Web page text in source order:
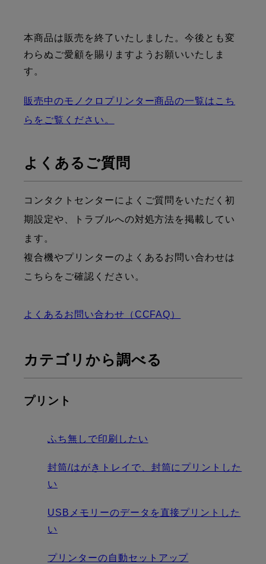
本商品は販売を終了いたしました。今後とも変
わらぬご愛顧を賜りますようお願いいたしま
す。
販売中のモノクロプリンター商品の一覧はこち
らをご覧ください。
よくあるご質問
コンタクトセンターによくご質問をいただく初
期設定や、トラブルへの対処方法を掲載してい
ます。
複合機やプリンターのよくあるお問い合わせは
こちらをご確認ください。
よくあるお問い合わせ（CCFAQ）
カテゴリから調べる
プリント
ふち無しで印刷したい
封筒/はがきトレイで、封筒にプリントした
い
USBメモリーのデータを直接プリントした
い
プリンターの自動セットアップ